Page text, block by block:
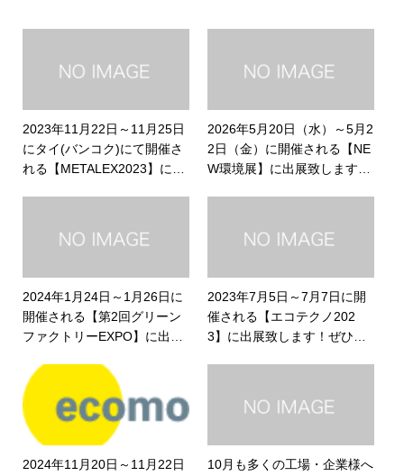
2023年11月22日～11月25日
にタイ(バンコク)にて開催さ
れる【METALEX2023】に出
2026年5月20日（水）～5月2
2日（金）に開催される【NE
W環境展】に出展致します！
2024年1月24日～1月26日に
開催される【第2回グリーン
ファクトリーEXPO】に出展
い
2023年7月5日～7月7日に開
催される【エコテクノ202
3】に出展致します！ぜひお
2024年11月20日～11月22日
10月も多くの工場・企業様へ